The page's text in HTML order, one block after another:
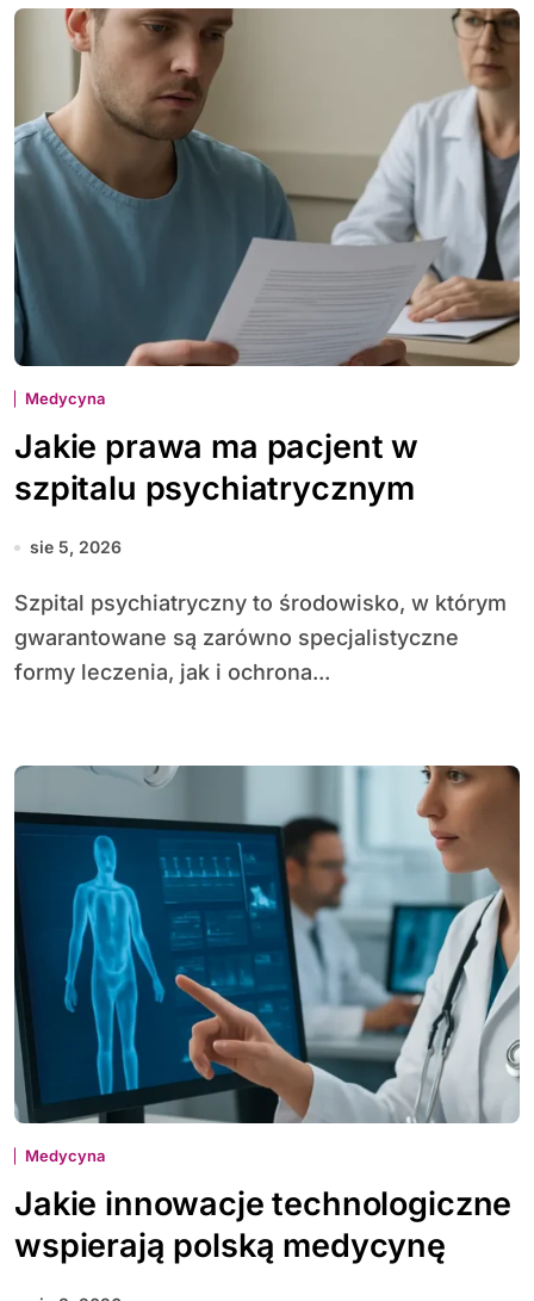
Medycyna
Jakie prawa ma pacjent w
szpitalu psychiatrycznym
sie 5, 2026
Szpital psychiatryczny to środowisko, w którym
gwarantowane są zarówno specjalistyczne
formy leczenia, jak i ochrona...
Medycyna
Jakie innowacje technologiczne
wspierają polską medycynę